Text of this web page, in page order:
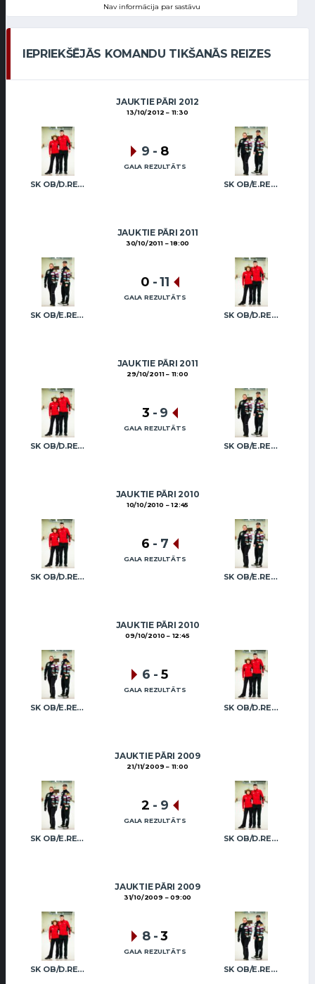
Nav informācija par sastāvu
IEPRIEKŠĒJĀS KOMANDU TIKŠANĀS REIZES
JAUKTIE PĀRI 2012
13/10/2012 11:30
SK OB/D.REGŽA A.REGŽA SK OB/E.REGŽA R.FREIDENSONS
9 - 8
GALA REZULTĀTS
JAUKTIE PĀRI 2011
30/10/2011 18:00
SK OB/E.REGŽA R.FREIDENSONS SK OB/D.REGŽA A.REGŽA
0 - 11
GALA REZULTĀTS
JAUKTIE PĀRI 2011
29/10/2011 11:00
SK OB/D.REGŽA A.REGŽA SK OB/E.REGŽA R.FREIDENSONS
3 - 9
GALA REZULTĀTS
JAUKTIE PĀRI 2010
10/10/2010 12:45
SK OB/D.REGŽA A.REGŽA SK OB/E.REGŽA R.FREIDENSONS
6 - 7
GALA REZULTĀTS
JAUKTIE PĀRI 2010
09/10/2010 12:45
SK OB/E.REGŽA R.FREIDENSONS SK OB/D.REGŽA A.REGŽA
6 - 5
GALA REZULTĀTS
JAUKTIE PĀRI 2009
21/11/2009 11:00
SK OB/E.REGŽA R.FREIDENSONS SK OB/D.REGŽA A.REGŽA
2 - 9
GALA REZULTĀTS
JAUKTIE PĀRI 2009
31/10/2009 09:00
SK OB/D.REGŽA A.REGŽA SK OB/E.REGŽA R.FREIDENSONS
8 -3
GALA REZULTĀTS